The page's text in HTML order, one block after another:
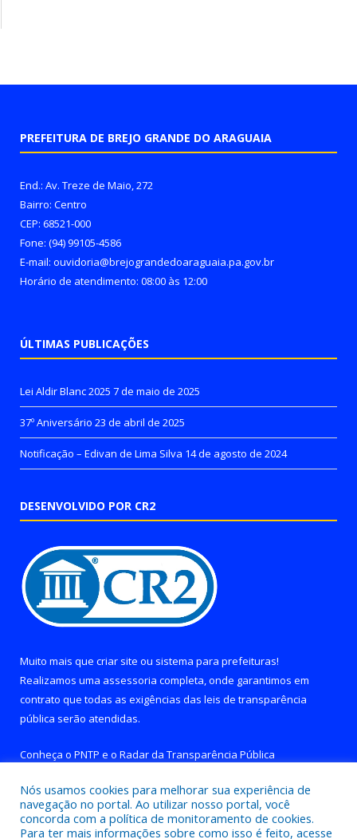
PREFEITURA DE BREJO GRANDE DO ARAGUAIA
End.: Av. Treze de Maio, 272
Bairro: Centro
CEP: 68521-000
Fone: (94) 99105-4586
E-mail: ouvidoria@brejograndedoaraguaia.pa.gov.br
Horário de atendimento: 08:00 às 12:00
ÚLTIMAS PUBLICAÇÕES
Lei Aldir Blanc 2025 7 de maio de 2025
37º Aniversário 23 de abril de 2025
Notificação – Edivan de Lima Silva 14 de agosto de 2024
DESENVOLVIDO POR CR2
Muito mais que criar site ou sistema para prefeituras!
Realizamos uma assessoria completa, onde garantimos em
contrato que todas as exigências das leis de transparência
pública serão atendidas.
Conheça o PNTP e o Radar da Transparência Pública
Nós usamos cookies para melhorar sua experiência de
navegação no portal. Ao utilizar nosso portal, você
concorda com a política de monitoramento de cookies.
Para ter mais informações sobre como isso é feito, acesse